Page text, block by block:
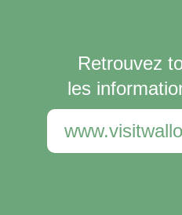
Retrouvez
les